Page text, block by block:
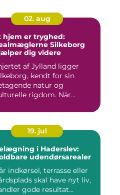
02. aug
hjem er tryghed:
Silkeborg
dig videre
af Jylland ligger
kendt for sin
natur og
rigdom. Når...
19. jul
i Haderslev:
udendørsarealer
indkørsel, terrasse eller
skal have nyt liv,
gode resultat...